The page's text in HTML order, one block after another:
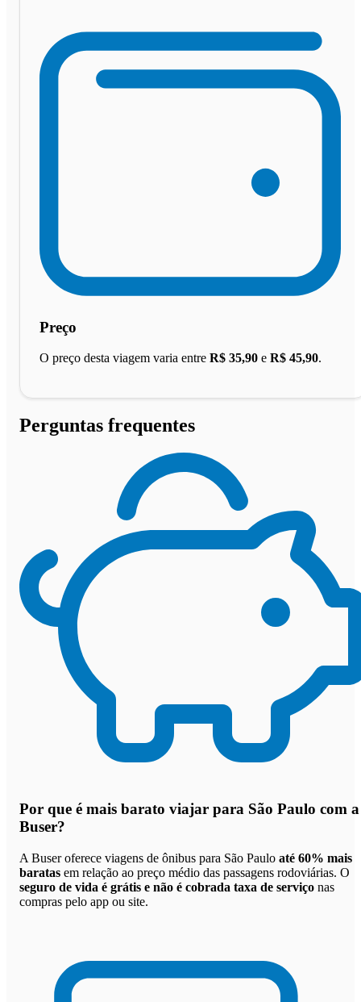
Preço
O preço desta viagem varia entre R$ 35,90 e R$ 45,90.
Perguntas frequentes
Por que é mais barato viajar para São Paulo com a
Buser?
A Buser oferece viagens de ônibus para São Paulo até 60% mais
baratas em relação ao preço médio das passagens rodoviárias. O
seguro de vida é grátis e não é cobrada taxa de serviço nas
compras pelo app ou site.